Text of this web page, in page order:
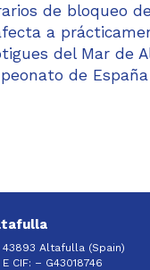
de bloqueo
a
del Mar de
de
Altafulla (Spain)
E CIF: – G43018746